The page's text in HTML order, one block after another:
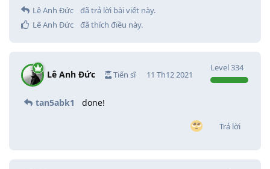
Lê Anh Đức
đã trả lời bài viết này.
Lê Anh Đức
đã thích điều này.
Lê Anh Đức Tiến sĩ
Level334
11 Th12 2021
tan5abk1 done!
Trả lời